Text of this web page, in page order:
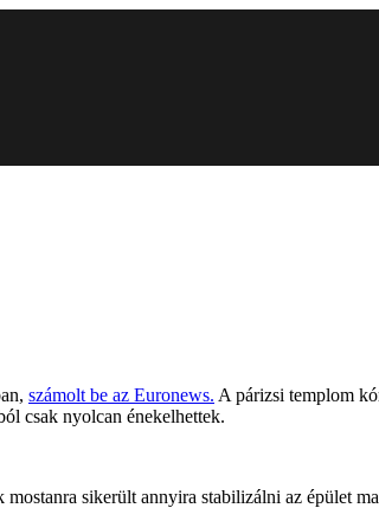
számolt be az Euronews. A párizsi templom
csak nyolcan énekelhettek.
mostanra sikerült annyira stabilizálni az épület